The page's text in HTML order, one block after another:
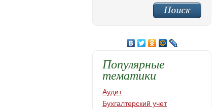
Популярные
тематики
Аудит
Бухгалтерский учет